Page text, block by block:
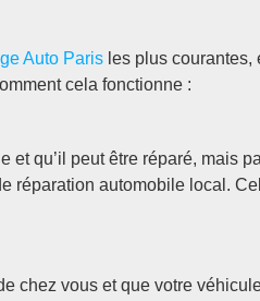
Auto Paris les plus
cela fonctionne :
qu’il peut être réparé, mais
réparation automobile local.
chez vous et que votre